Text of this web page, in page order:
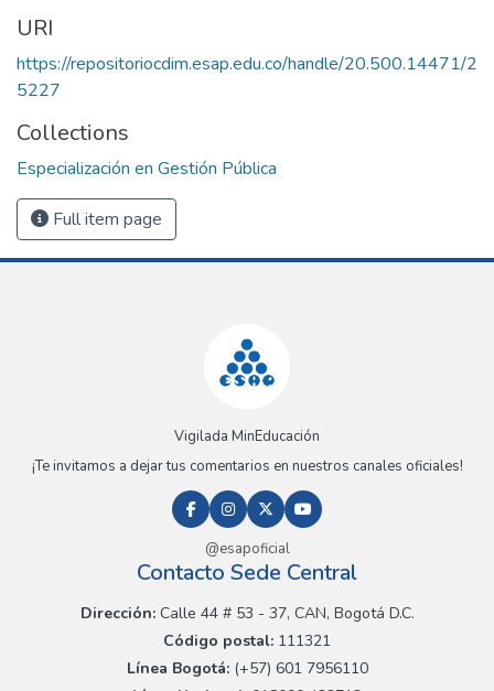
URI
https://repositoriocdim.esap.edu.co/handle/20.500.14471/2
5227
Collections
Especialización en Gestión Pública
Full item page
Vigilada MinEducación
¡Te invitamos a dejar tus comentarios en nuestros canales oficiales!
@esapoficial
Contacto Sede Central
Dirección:Calle 44 # 53 - 37, CAN, Bogotá D.C.
Código postal: 111321
Línea Bogotá:(+57) 601 7956110